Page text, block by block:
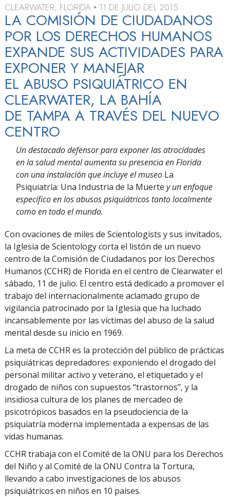
CLEARWATER, FLORIDA • 11 DE JULIO DEL 2015
LA COMISIÓN DE CIUDADANOS
POR LOS DERECHOS HUMANOS
EXPANDE SUS ACTIVIDADES PARA
EXPONER Y MANEJAR
EL ABUSO PSIQUIÁTRICO EN
CLEARWATER, LA BAHÍA
DE TAMPA A TRAVÉS DEL NUEVO
CENTRO
Un destacado defensor para exponer las atrocidades
en la salud mental aumenta su presencia en Florida
con una instalación que incluye el museo La
Psiquiatría: Una Industria de la Muerte y un enfoque
específico en los abusos psiquiátricos tanto localmente
como en todo el mundo.
Con ovaciones de miles de Scientologists y sus invitados,
la Iglesia de Scientology corta el listón de un nuevo
centro de la Comisión de Ciudadanos por los Derechos
Humanos (CCHR) de Florida en el centro de Clearwater el
sábado, 11 de julio. El centro está dedicado a promover el
trabajo del internacionalmente aclamado grupo de
vigilancia patrocinado por la Iglesia que ha luchado
incansablemente por las víctimas del abuso de la salud
mental desde su inicio en 1969.
La meta de CCHR es la protección del público de prácticas
psiquiátricas depredadores: exponiendo el drogado del
personal militar activo y veterano, el etiquetado y el
drogado de niños con supuestos “trastornos”, y la
insidiosa cultura de los planes de mercadeo de
psicotrópicos basados en la pseudociencia de la
psiquiatría moderna implementada a expensas de las
vidas humanas.
CCHR trabaja con el Comité de la ONU para los Derechos
del Niño y al Comité de la ONU Contra la Tortura,
llevando a cabo investigaciones de los abusos
psiquiátricos en niños en 10 países.